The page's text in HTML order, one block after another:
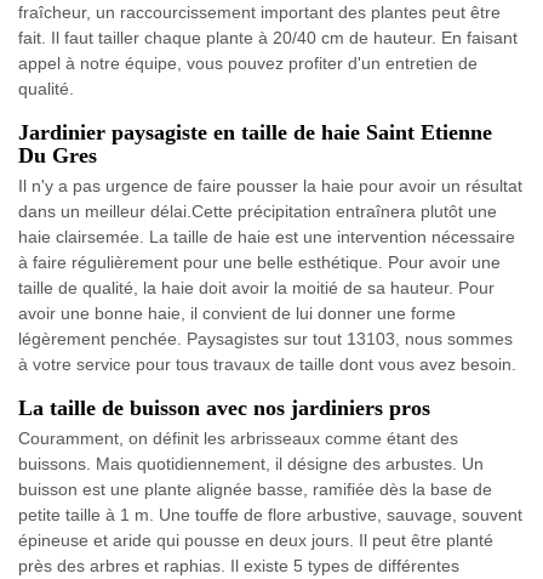
fraîcheur, un raccourcissement important des plantes peut être
fait. Il faut tailler chaque plante à 20/40 cm de hauteur. En faisant
appel à notre équipe, vous pouvez profiter d'un entretien de
qualité.
Jardinier paysagiste en taille de haie Saint Etienne
Du Gres
Il n'y a pas urgence de faire pousser la haie pour avoir un résultat
dans un meilleur délai.Cette précipitation entraînera plutôt une
haie clairsemée. La taille de haie est une intervention nécessaire
à faire régulièrement pour une belle esthétique. Pour avoir une
taille de qualité, la haie doit avoir la moitié de sa hauteur. Pour
avoir une bonne haie, il convient de lui donner une forme
légèrement penchée. Paysagistes sur tout 13103, nous sommes
à votre service pour tous travaux de taille dont vous avez besoin.
La taille de buisson avec nos jardiniers pros
Couramment, on définit les arbrisseaux comme étant des
buissons. Mais quotidiennement, il désigne des arbustes. Un
buisson est une plante alignée basse, ramifiée dès la base de
petite taille à 1 m. Une touffe de flore arbustive, sauvage, souvent
épineuse et aride qui pousse en deux jours. Il peut être planté
près des arbres et raphias. Il existe 5 types de différentes